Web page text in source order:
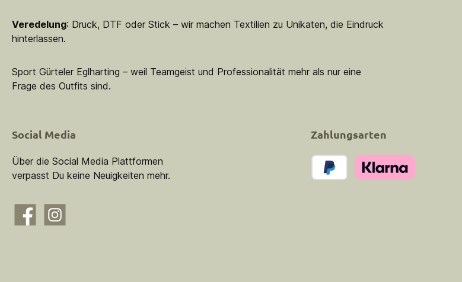
Veredelung: Druck, DTF oder Stick – wir machen Textilien zu Unikaten, die Eindruck
hinterlassen.
Sport Gürteler Eglharting – weil Teamgeist und Professionalität mehr als nur eine
Frage des Outfits sind.
Social Media
Über die Social Media Plattformen
verpasst Du keine Neuigkeiten mehr.
FacebookInstagram
Zahlungsarten